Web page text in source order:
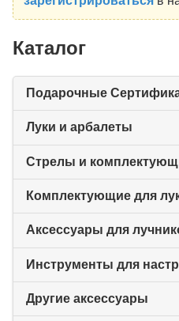
Каталог
Подарочные
Луки и арбалеты
Стрелы и
Комплектующие для
Аксессуары для
Инструменты для
Другие аксессуары